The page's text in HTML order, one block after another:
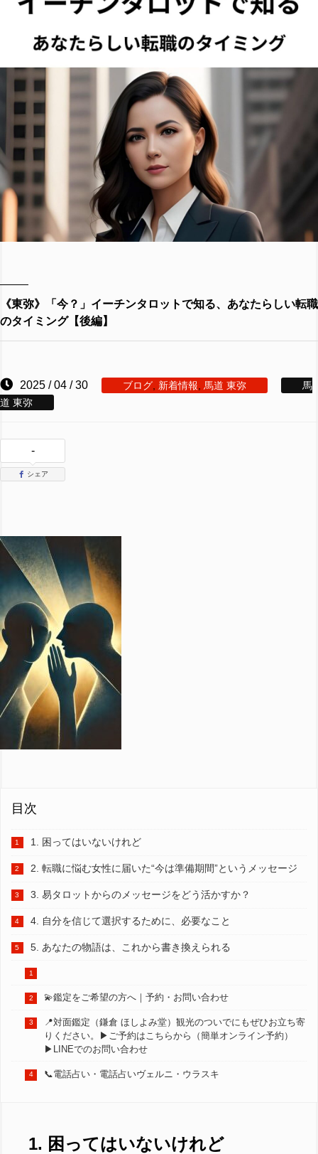
《東弥》「今？」イーチンタロットで知る、あなたらしい転職
のタイミング【後編】
2025 / 04 / 30 ブログ 新着情報 馬道 東弥
馬
道 東弥
-
シェア
目次
1. 困ってはいないけれど
2. 転職に悩む女性に届いた“今は準備期間”というメッセージ
3. 易タロットからのメッセージをどう活かすか？
4. 自分を信じて選択するために、必要なこと
5. あなたの物語は、これから書き換えられる
💫鑑定をご希望の方へ｜予約・お問い合わせ
📍対面鑑定（鎌倉 ほしよみ堂）観光のついでにもぜひお立ち寄
りください。▶︎ご予約はこちらから（簡単オンライン予約）
▶︎LINEでのお問い合わせ
📞電話占い・電話占いヴェルニ・ウラスキ
1. 困ってはいないけれど